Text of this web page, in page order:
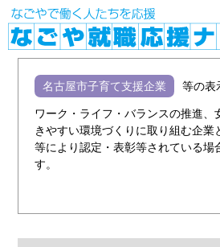
名古屋市子育て支援企業 等の表
ワーク・ライフ・バランスの推進、
きやすい環境づくりに取り組む企業
等により認定・表彰等されている場
す。